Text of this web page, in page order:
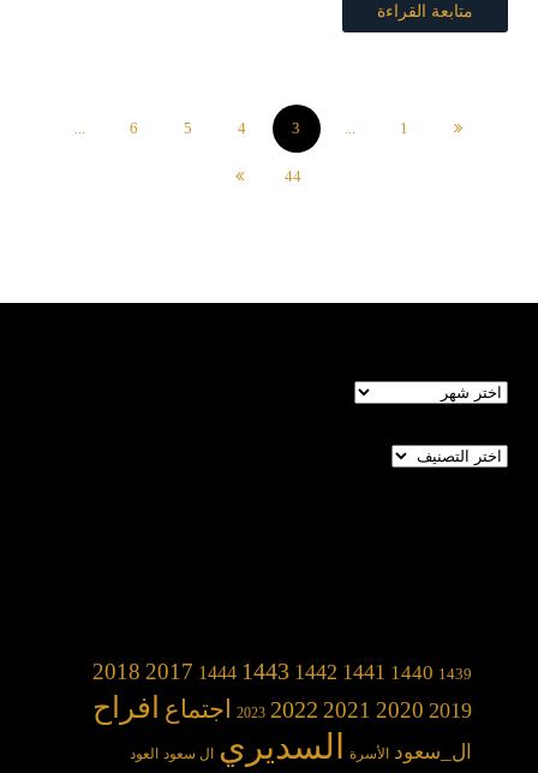
متابعة القراءة
1
...
3
4
5
6
...
44
الأرشيف
تصنيفات
1439
1440
1441
1442
1443
1444
2017
2018
2019
2020
2021
2022
2023 اجتماع افراح
ال_سعود الأسرة السديري ال سعود العود